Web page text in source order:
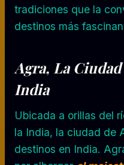
tradiciones que la
destinos más
Agra, La
India
Ubicada a orillas del
la India, la ciudad de
destinos en India.